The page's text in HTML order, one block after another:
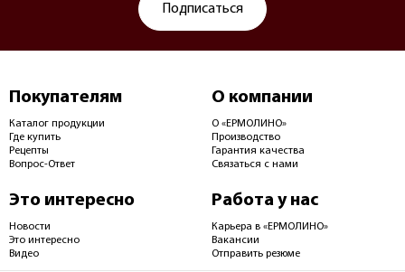
Подписаться
Покупателям
Каталог продукции
Где купить
Рецепты
Вопрос-Ответ
О компании
О «ЕРМОЛИНО»
Производство
Гарантия качества
Связаться с нами
Это интересно
Новости
Это интересно
Видео
Работа у нас
Карьера в «ЕРМОЛИНО»
Вакансии
Отправить резюме